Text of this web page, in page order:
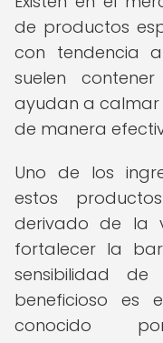
de productos
con tendencia
suelen
ayudan a calmar
de manera
Uno de los
estos
derivado de la
fortalecer la
sensibilidad
beneficioso es
conocido